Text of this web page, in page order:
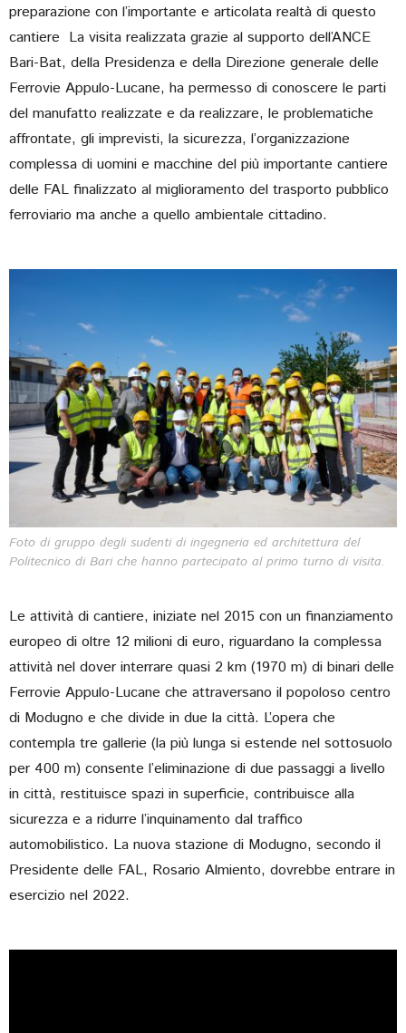
preparazione con l’importante e articolata realtà di questo
cantiere La visita realizzata grazie al supporto dell’ANCE
Bari-Bat, della Presidenza e della Direzione generale delle
Ferrovie Appulo-Lucane, ha permesso di conoscere le parti
del manufatto realizzate e da realizzare, le problematiche
affrontate, gli imprevisti, la sicurezza, l’organizzazione
complessa di uomini e macchine del più importante cantiere
delle FAL finalizzato al miglioramento del trasporto pubblico
ferroviario ma anche a quello ambientale cittadino.
Foto di gruppo degli sudenti di ingegneria ed architettura del
Politecnico di Bari che hanno partecipato al primo turno di visita.
Le attività di cantiere, iniziate nel 2015 con un finanziamento
europeo di oltre 12 milioni di euro, riguardano la complessa
attività nel dover interrare quasi 2 km (1970 m) di binari delle
Ferrovie Appulo-Lucane che attraversano il popoloso centro
di Modugno e che divide in due la città. L’opera che
contempla tre gallerie (la più lunga si estende nel sottosuolo
per 400 m) consente l’eliminazione di due passaggi a livello
in città, restituisce spazi in superficie, contribuisce alla
sicurezza e a ridurre l’inquinamento dal traffico
automobilistico. La nuova stazione di Modugno, secondo il
Presidente delle FAL, Rosario Almiento, dovrebbe entrare in
esercizio nel 2022.